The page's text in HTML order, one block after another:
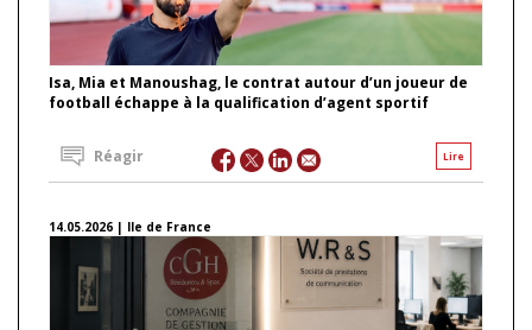
Isa, Mia et Manoushag, le contrat autour d’un joueur de
football échappe à la qualification d’agent sportif
Lire
Réagir
14.05.2026 | Ile de France